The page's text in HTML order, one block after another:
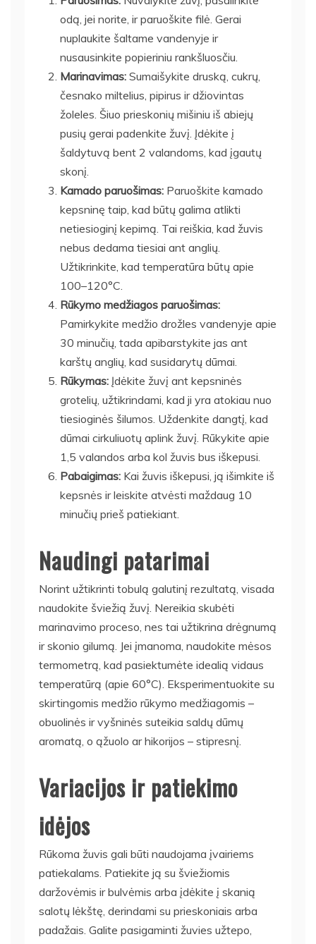
odą, jei norite, ir paruoškite filė. Gerai
nuplaukite šaltame vandenyje ir
nusausinkite popieriniu rankšluosčiu.
Marinavimas: Sumaišykite druską, cukrų,
česnako miltelius, pipirus ir džiovintas
žoleles. Šiuo prieskonių mišiniu iš abiejų
pusių gerai padenkite žuvį. Įdėkite į
šaldytuvą bent 2 valandoms, kad įgautų
skonį.
Kamado paruošimas: Paruoškite kamado
kepsninę taip, kad būtų galima atlikti
netiesioginį kepimą. Tai reiškia, kad žuvis
nebus dedama tiesiai ant anglių.
Užtikrinkite, kad temperatūra būtų apie
100–120°C.
Rūkymo medžiagos paruošimas:
Pamirkykite medžio drožles vandenyje apie
30 minučių, tada apibarstykite jas ant
karštų anglių, kad susidarytų dūmai.
Rūkymas: Įdėkite žuvį ant kepsninės
grotelių, užtikrindami, kad ji yra atokiau nuo
tiesioginės šilumos. Uždenkite dangtį, kad
dūmai cirkuliuotų aplink žuvį. Rūkykite apie
1,5 valandos arba kol žuvis bus iškepusi.
Pabaigimas: Kai žuvis iškepusi, ją išimkite iš
kepsnės ir leiskite atvėsti maždaug 10
minučių prieš patiekiant.
Naudingi patarimai
Norint užtikrinti tobulą galutinį rezultatą, visada
naudokite šviežią žuvį. Nereikia skubėti
marinavimo proceso, nes tai užtikrina drėgnumą
ir skonio gilumą. Jei įmanoma, naudokite mėsos
termometrą, kad pasiektumėte idealią vidaus
temperatūrą (apie 60°C). Eksperimentuokite su
skirtingomis medžio rūkymo medžiagomis –
obuolinės ir vyšninės suteikia saldų dūmų
aromatą, o ąžuolo ar hikorijos – stipresnį.
Variacijos ir patiekimo
idėjos
Rūkoma žuvis gali būti naudojama įvairiems
patiekalams. Patiekite ją su šviežiomis
daržovėmis ir bulvėmis arba įdėkite į skanią
salotų lėkštę, derindami su prieskoniais arba
padažais. Galite pasigaminti žuvies užtepo,